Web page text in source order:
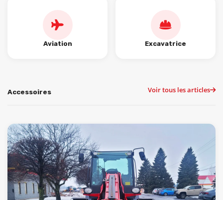
Aviation Excavatrice
Accessoires Voir tous les articles